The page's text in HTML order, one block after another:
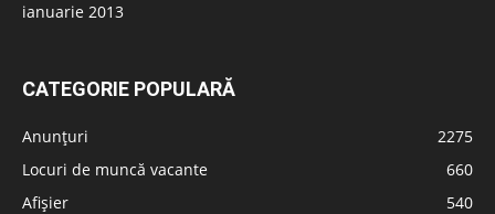
ianuarie 2013
CATEGORIE POPULARĂ
Anunțuri
2275
Locuri de muncă vacante
660
Afișier
540